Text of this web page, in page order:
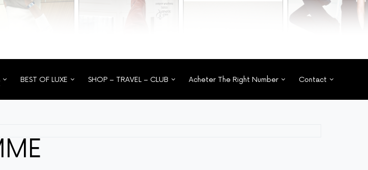
BEST OF LUXE SHOP – TRAVEL – CLUB Acheter The Right Number Contact